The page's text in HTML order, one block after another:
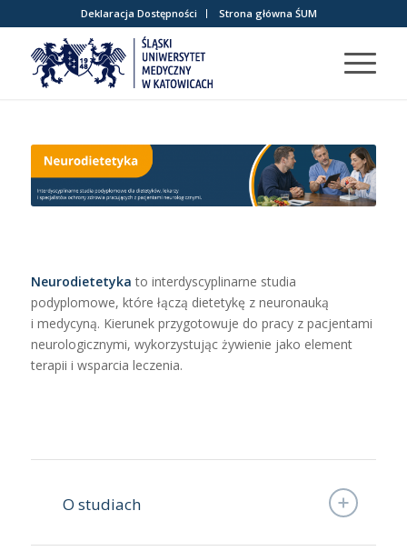
Deklaracja Dostępności Strona główna ŚUM
Neurodietetyka to interdyscyplinarne studia
podyplomowe, które łączą dietetykę z neuronauką
i medycyną. Kierunek przygotowuje do pracy z pacjentami
neurologicznymi, wykorzystując żywienie jako element
terapii i wsparcia leczenia.
O studiach